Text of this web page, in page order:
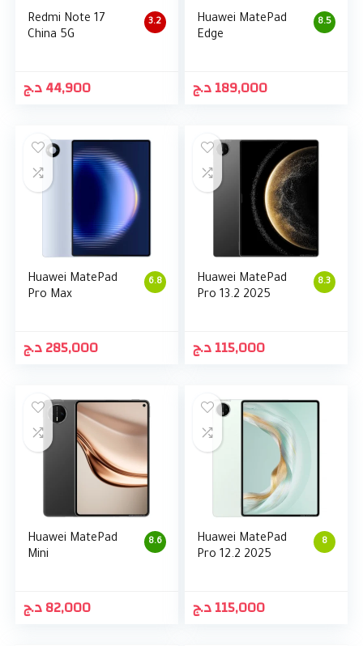
3.2
Redmi Note 17
China 5G
44,900د.ج
8.5
Huawei MatePad
Edge
189,000د.ج
6.8
Huawei MatePad
Pro Max
285,000د.ج
8.3
Huawei MatePad
Pro 13.2 2025
115,000د.ج
8.6
Huawei MatePad
Mini
82,000د.ج
8
Huawei MatePad
Pro 12.2 2025
115,000د.ج